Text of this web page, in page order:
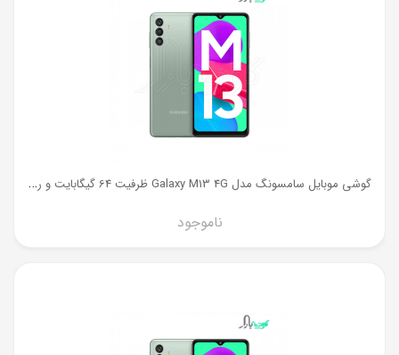
گ
وشی موبایل سامسونگ مدل Galaxy M13 4G ظرفیت 64 گیگابایت و رم 4 گیگ
ناموجود